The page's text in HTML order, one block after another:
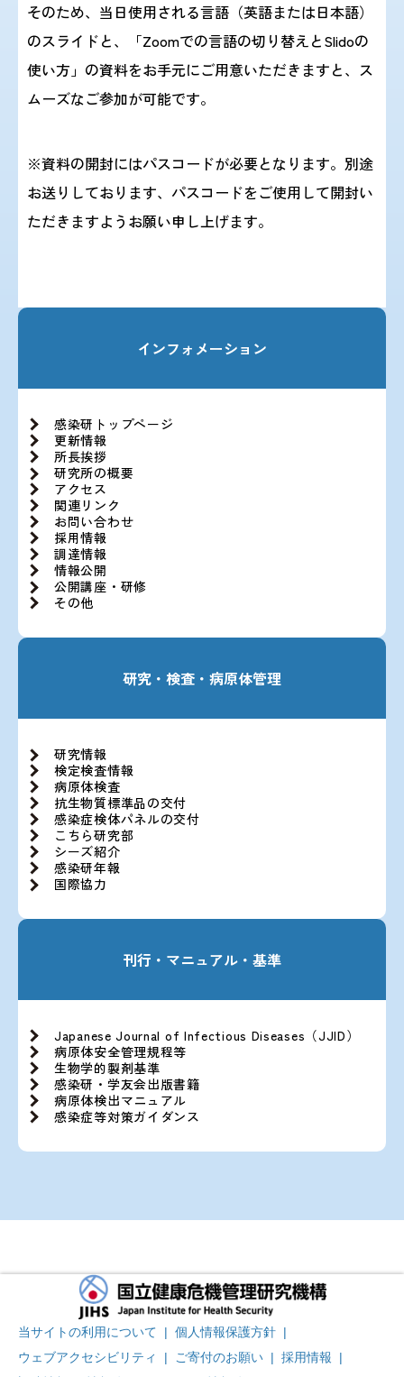
インフォメーション
感染研トップページ
更新情報
所長挨拶
研究所の概要
アクセス
関連リンク
お問い合わせ
採用情報
調達情報
情報公開
公開講座・研修
その他
研究・検査・病原体管理
研究情報
検定検査情報
病原体検査
抗生物質標準品の交付
感染症検体パネルの交付
こちら研究部
シーズ紹介
感染研年報
国際協力
刊行・マニュアル・基準
Japanese Journal of Infectious Diseases（JJID）
病原体安全管理規程等
生物学的製剤基準
感染研・学友会出版書籍
病原体検出マニュアル
感染症等対策ガイダンス
そのため、当日使用される言語（英語または日本語）
のスライドと、「Zoomでの言語の切り替えとSlidoの
使い方」の資料をお手元にご用意いただきますと、ス
ムーズなご参加が可能です。
※資料の開封にはパスコードが必要となります。別途
お送りしております、パスコードをご使用して開封い
ただきますようお願い申し上げます。
当サイトの利用について | 個人情報保護方針 |
ウェブアクセシビリティ
| ご寄付のお願い | 採用情報
|